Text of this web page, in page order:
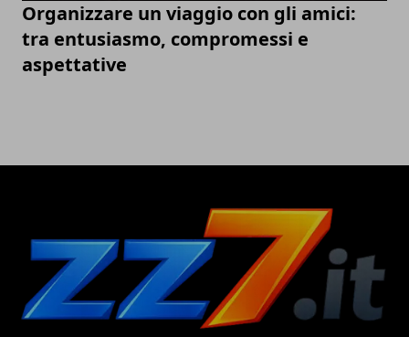
Organizzare un viaggio con gli amici:
tra entusiasmo, compromessi e
aspettative